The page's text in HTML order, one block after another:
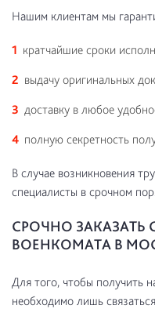
Нашим клиентам мы
кратчайшие сроки
выдачу оригинальных
доставку в любое
полную секретность
В случае возникновения
специалисты в срочном
СРОЧНО ЗАКАЗАТЬ
ВОЕНКОМАТА В
Для того, чтобы получить
необходимо лишь